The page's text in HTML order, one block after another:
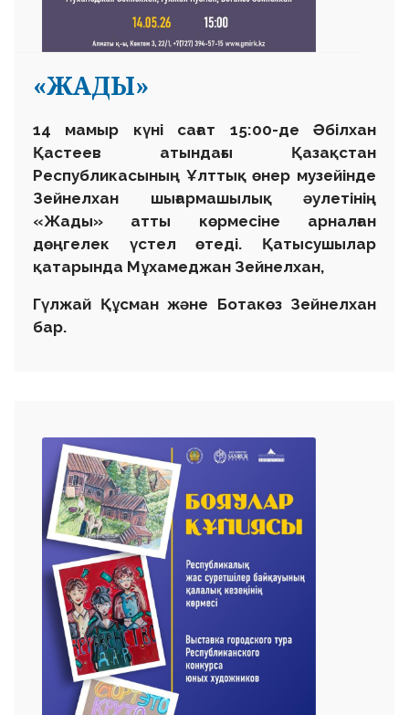
«ЖАДЫ»
14 мамыр күні сағат 15:00-де Әбілхан
Қастеев атындағы Қазақстан
Республикасының Ұлттық өнер музейінде
Зейнелхан шығармашылық әулетінің
«Жады» атты көрмесіне арналған
дөңгелек үстел өтеді. Қатысушылар
қатарында Мұхамеджан Зейнелхан,
Гүлжай Құсман және Ботакөз Зейнелхан
бар.